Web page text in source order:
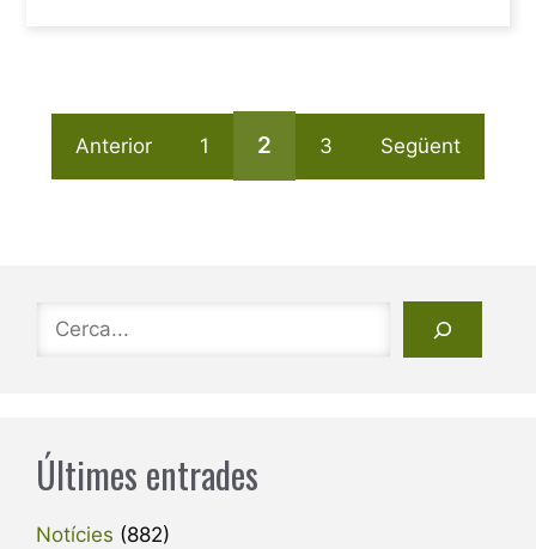
Anterior 1 2 3 Següent
Cerca
Últimes entrades
Notícies (882)